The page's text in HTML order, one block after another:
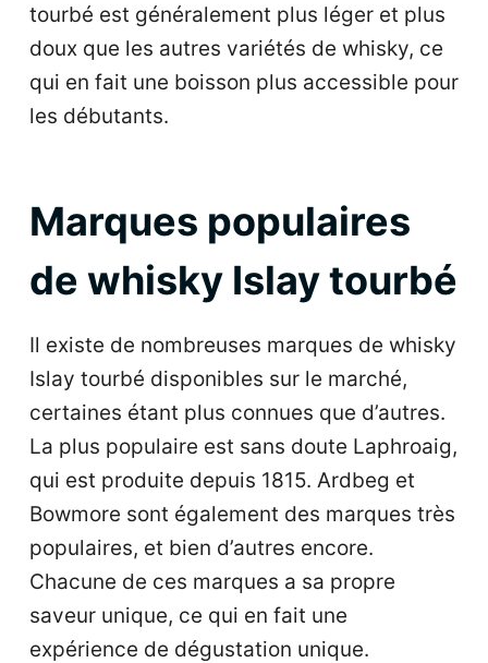
tourbé est généralement plus léger et plus
doux que les autres variétés de whisky, ce
qui en fait une boisson plus accessible pour
les débutants.
Marques populaires
de whisky Islay tourbé
Il existe de nombreuses marques de whisky
Islay tourbé disponibles sur le marché,
certaines étant plus connues que d’autres.
La plus populaire est sans doute Laphroaig,
qui est produite depuis 1815. Ardbeg et
Bowmore sont également des marques très
populaires, et bien d’autres encore.
Chacune de ces marques a sa propre
saveur unique, ce qui en fait une
expérience de dégustation unique.